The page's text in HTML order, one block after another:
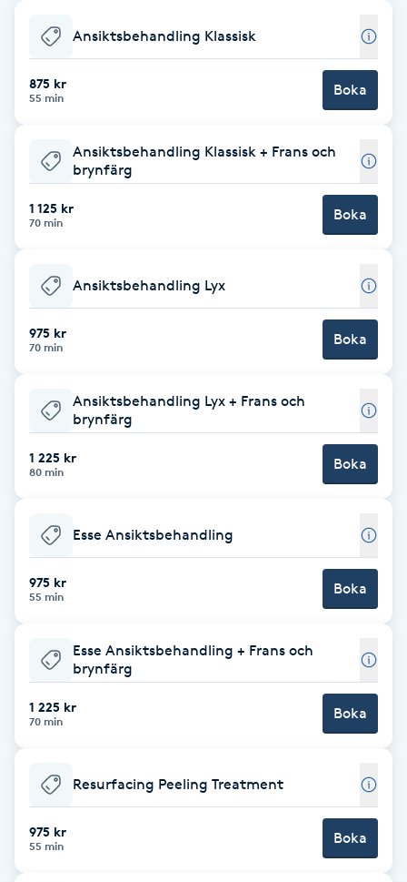
Babylights
Balayage
Barber
BIAB
Blowout
Brynfärgning
Brynplockning
Bröllopsuppsättning
C
Celluliter
Coachning
Ansiktsbehandling Klassisk
875 kr
55 min Boka
Ansiktsbehandling Klassisk + Frans och
brynfärg
1 125 kr
70 min Boka
Ansiktsbehandling Lyx
975 kr
70 min Boka
Ansiktsbehandling Lyx + Frans och
brynfärg
1 225 kr
80 min Boka
Esse Ansiktsbehandling
975 kr
55 min Boka
Esse Ansiktsbehandling + Frans och
brynfärg
1 225 kr
70 min Boka
Resurfacing Peeling Treatment
975 kr
55 min Boka